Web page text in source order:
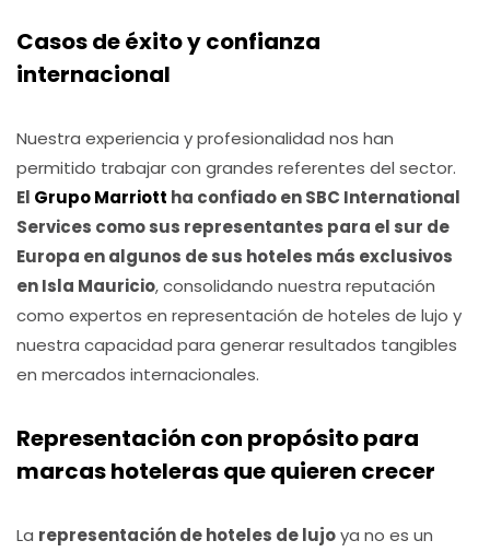
Casos de éxito y confianza
internacional
Nuestra experiencia y profesionalidad nos han
permitido trabajar con grandes referentes del sector.
El Grupo Marriott ha confiado en SBC International
Services como sus representantes para el sur de
Europa en algunos de sus hoteles más exclusivos
en Isla Mauricio, consolidando nuestra reputación
como expertos en representación de hoteles de lujo y
nuestra capacidad para generar resultados tangibles
en mercados internacionales.
Representación con propósito para
marcas hoteleras que quieren crecer
La representación de hoteles de lujoya no es un